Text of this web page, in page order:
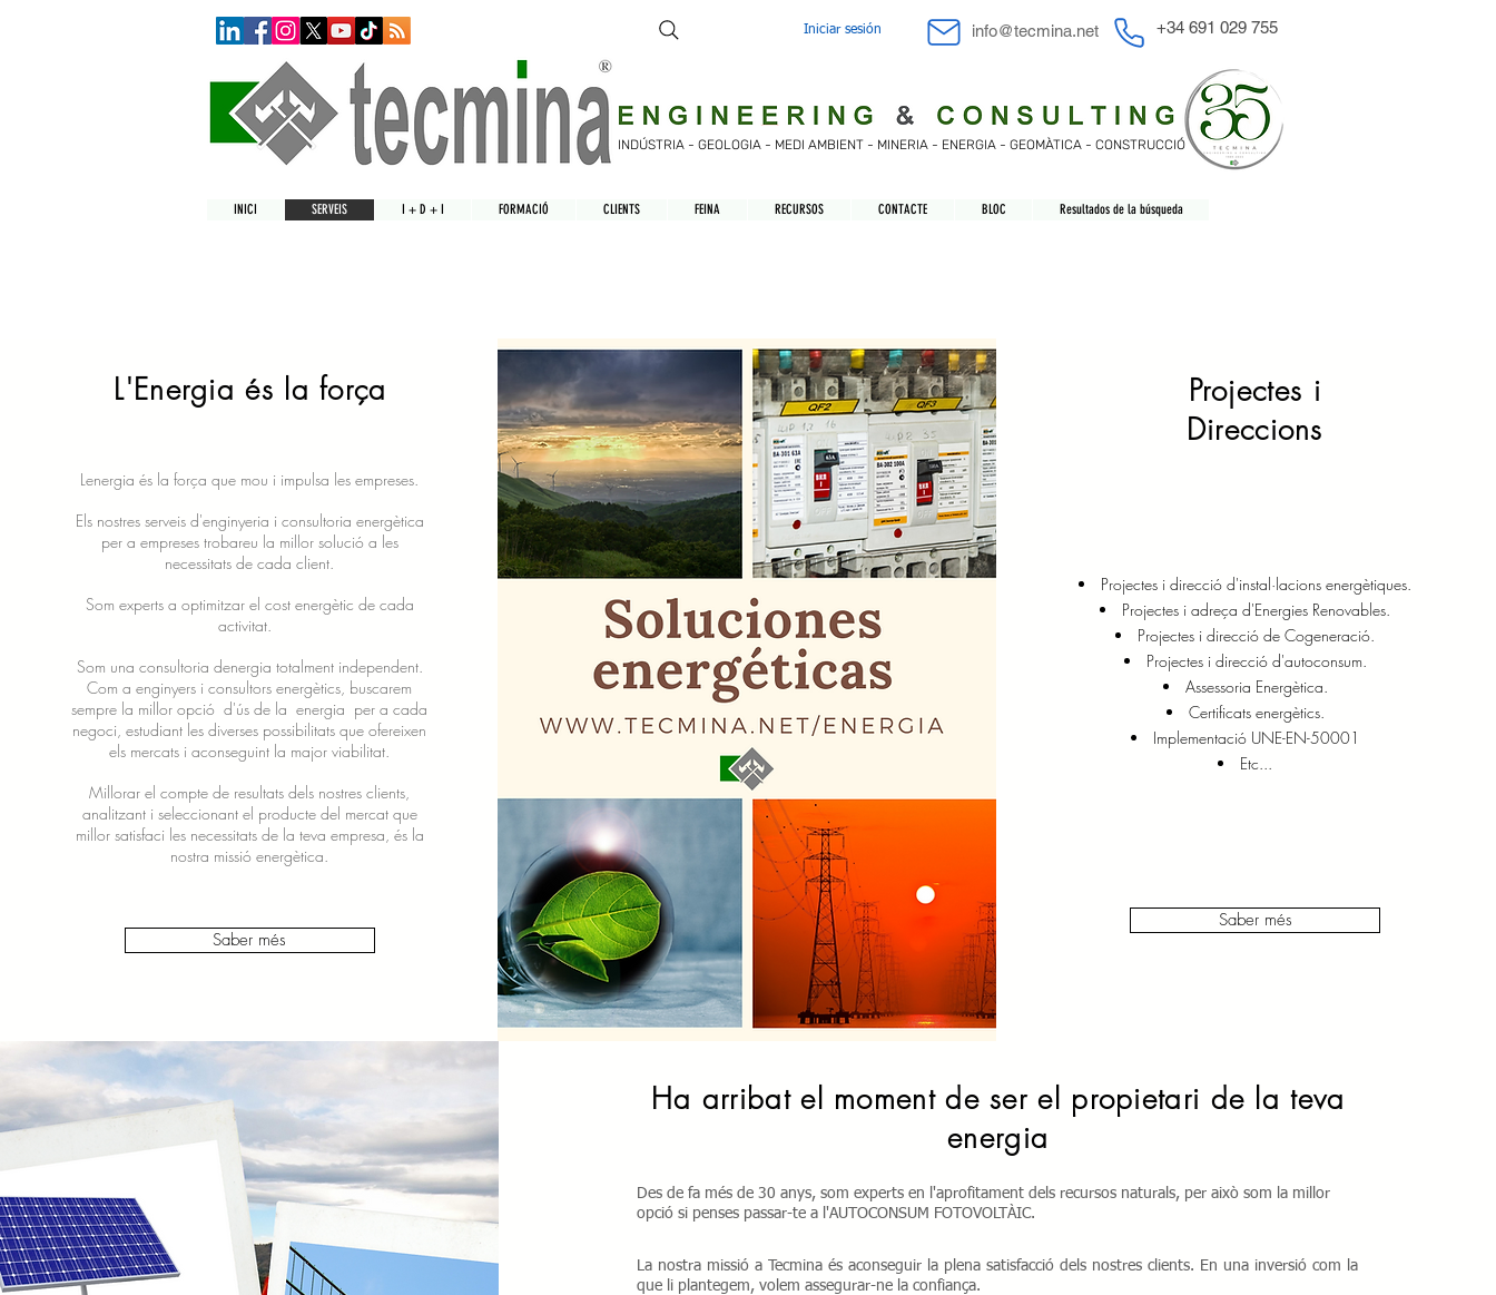
Iniciar sesión info@tecmina.net +34 691 029 755
INDÚSTRIA - GEOLOGIA - MEDI AMBIENT - MINERIA - ENERGIA - GEOMÀTICA - CONSTRUCCIÓ
INICI SERVEIS I + D + I FORMACIÓ CLIENTS FEINA RECURSOS CONTACTE BLOC Resultados de la búsqueda
L'Energia és la força
Lenergia és la força que mou i impulsa les empreses.
Els nostres serveis d'enginyeria i consultoria energètica
per a empreses trobareu la millor solució a les
necessitats de cada client.
Som experts a optimitzar el cost energètic de cada
activitat.
Som una consultoria denergia totalment independent.
Com a enginyers i consultors energètics, buscarem
sempre la millor opció d'ús de la energia per a cada
negoci, estudiant les diverses possibilitats que ofereixen
els mercats i aconseguint la major viabilitat.
Millorar el compte de resultats dels nostres clients,
analitzant i seleccionant el producte del mercat que
millor satisfaci les necessitats de la teva empresa, és la
nostra missió energètica.
Saber més
Projectes i
Direccions
Projectes i direcció d'instal·lacions energètiques.
Projectes i adreça d'Energies Renovables.
Projectes i direcció de Cogeneració.
Projectes i direcció d'autoconsum.
Assessoria Energètica.
Certificats energètics.
Implementació UNE-EN-50001
Etc...
Saber més
Ha arribat el moment de ser el propietari de la teva
energia
Des de fa més de 30 anys, som experts en l'aprofitament dels recursos naturals, per això som la millor
opció si penses passar-te a l'AUTOCONSUM FOTOVOLTÀIC.
La nostra missió a Tecmina és aconseguir la plena satisfacció dels nostres clients. En una inversió com la
que li plantegem, volem assegurar-ne la confiança.